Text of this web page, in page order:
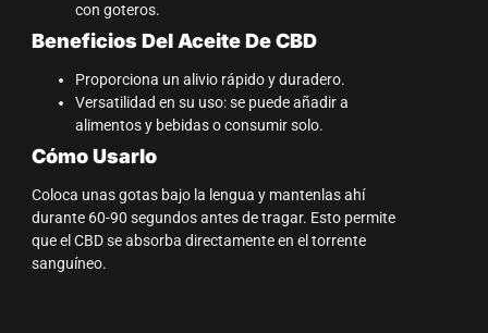
con goteros.
Beneficios Del Aceite De CBD
Proporciona un alivio rápido y duradero.
Versatilidad en su uso: se puede añadir a
alimentos y bebidas o consumir solo.
Cómo Usarlo
Coloca unas gotas bajo la lengua y mantenlas ahí
durante 60-90 segundos antes de tragar. Esto permite
que el CBD se absorba directamente en el torrente
sanguíneo.